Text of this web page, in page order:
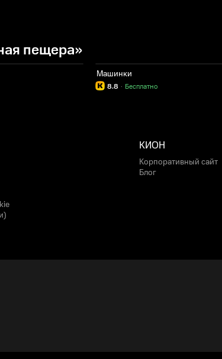
пещера»
Машинки
8.8 Бесплатно
·
КИОН
Корпоративный сайт
Блог